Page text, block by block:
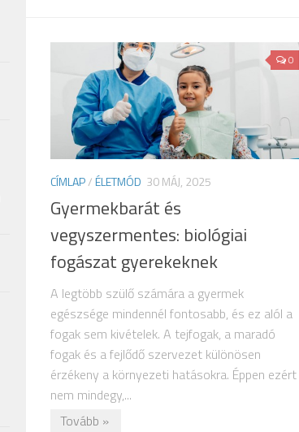
0
CÍMLAP/ÉLETMÓD 30 MÁJ, 2025
Gyermekbarát és
vegyszermentes: biológiai
fogászat gyerekeknek
A legtöbb szülő számára a gyermek
egészsége mindennél fontosabb, és ez alól a
fogak sem kivételek. A tejfogak, a maradó
fogak és a fejlődő szervezet különösen
érzékeny a környezeti hatásokra. Éppen ezért
nem mindegy,...
Tovább »